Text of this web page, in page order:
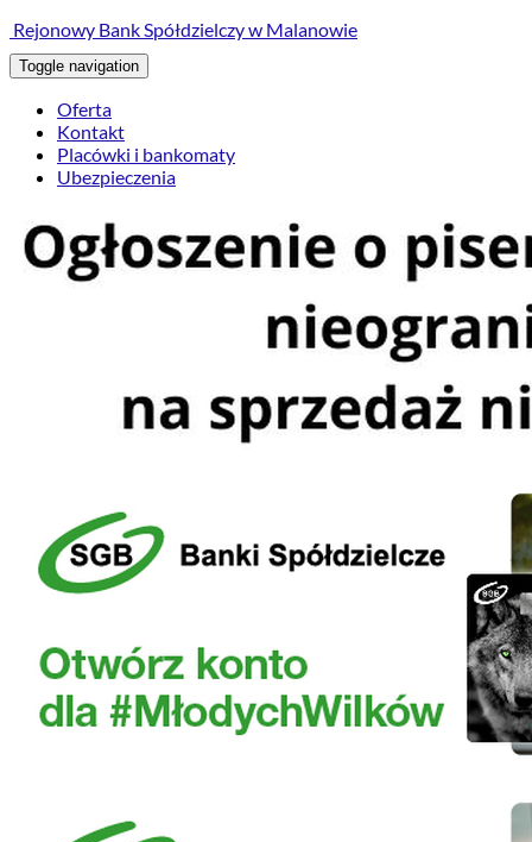
Rejonowy Bank Spółdzielczy w Malanowie
Toggle navigation
Oferta
Kontakt
Placówki i bankomaty
Ubezpieczenia